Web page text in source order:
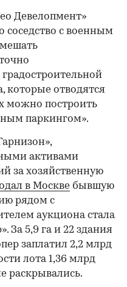
Девелопмент»
соседство с военным
которые отводятся
можно построить
паркингом».
активами
за хозяйственную
в Москве бывшую
рядом с
аукциона стала
За 5,9 га и 22 здания
заплатил 2,2 млрд
лота 1,36 млрд
раскрывались.